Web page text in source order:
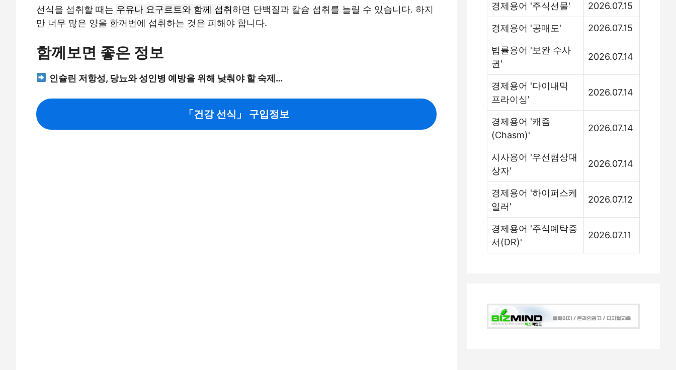
선식을 섭취할 때는 우유나 요구르트와 함께 섭취하면 단백질과 칼슘 섭취를 늘릴 수 있습니다. 하지
만 너무 많은 양을 한꺼번에 섭취하는 것은 피해야 합니다.
함께보면 좋은 정보
인슐린 저항성, 당뇨와 성인병 예방을 위해 낮춰야 할 숙제…
「건강 선식」 구입정보
경제용어 '주식선물' 2026.07.15
경제용어 '공매도' 2026.07.15
법률용어 '보완 수사
권'
2026.07.14
경제용어 '다이내믹
프라이싱'
2026.07.14
경제용어 '캐즘
(Chasm)'
2026.07.14
시사용어 '우선협상대
상자'
2026.07.14
경제용어 '하이퍼스케
일러'
2026.07.12
경제용어 '주식예탁증
서(DR)'
2026.07.11